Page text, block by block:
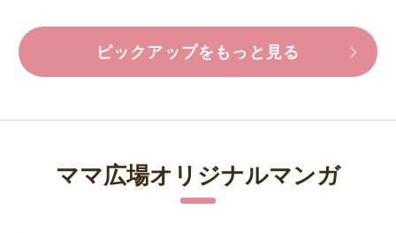
ピックアップをもっと見る
ママ広場オリジナルマンガ